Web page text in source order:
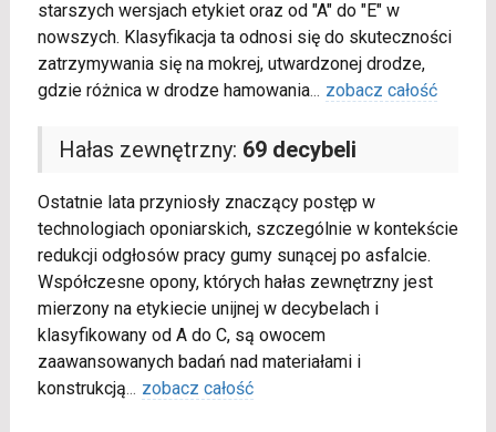
starszych wersjach etykiet oraz od "A" do "E" w
nowszych. Klasyfikacja ta odnosi się do skuteczności
zatrzymywania się na mokrej, utwardzonej drodze,
gdzie różnica w drodze hamowania... zobacz całość
Hałas zewnętrzny: 69 decybeli
Ostatnie lata przyniosły znaczący postęp w
technologiach oponiarskich, szczególnie w kontekście
redukcji odgłosów pracy gumy sunącej po asfalcie.
Współczesne opony, których hałas zewnętrzny jest
mierzony na etykiecie unijnej w decybelach i
klasyfikowany od A do C, są owocem
zaawansowanych badań nad materiałami i
konstrukcją... zobacz całość